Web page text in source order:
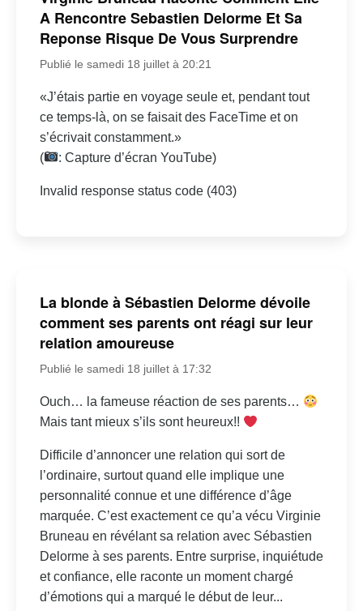
A Rencontre Sebastien Delorme Et Sa
Reponse Risque De Vous Surprendre
Publié le samedi 18 juillet à 20:21
«J’étais partie en voyage seule et, pendant tout
ce temps-là, on se faisait des FaceTime et on
s’écrivait constamment.»
(
: Capture d’écran YouTube)
Invalid response status code (403)
La blonde à Sébastien Delorme dévoile
comment ses parents ont réagi sur leur
relation amoureuse
Publié le samedi 18 juillet à 17:32
Ouch… la fameuse réaction de ses parents…
Mais tant mieux s’ils sont heureux!!
Difficile d’annoncer une relation qui sort de
l’ordinaire, surtout quand elle implique une
personnalité connue et une différence d’âge
marquée. C’est exactement ce qu’a vécu Virginie
Bruneau en révélant sa relation avec Sébastien
Delorme à ses parents. Entre surprise, inquiétude
et confiance, elle raconte un moment chargé
d’émotions qui a marqué le début de leur...